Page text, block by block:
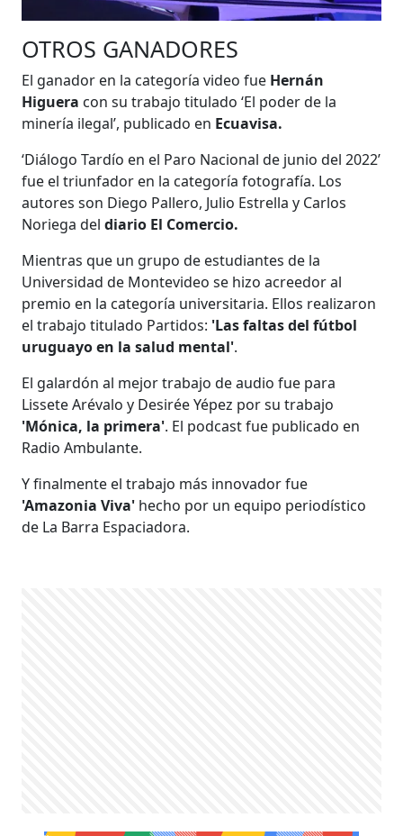
OTROS GANADORES
El ganador en la categoría video fue Hernán
Higuera con su trabajo titulado ‘El poder de la
minería ilegal’, publicado en Ecuavisa.
‘Diálogo Tardío en el Paro Nacional de junio del 2022’
fue el triunfador en la categoría fotografía. Los
autores son Diego Pallero, Julio Estrella y Carlos
Noriega deldiario El Comercio.
Mientras que un grupo de estudiantes de la
Universidad de Montevideo se hizo acreedor al
premio en la categoría universitaria. Ellos realizaron
el trabajo titulado Partidos: 'Las faltas del fútbol
uruguayo en la salud mental'.
El galardón al mejor trabajo de audio fue para
Lissete Arévalo y Desirée Yépez por su trabajo
'Mónica, la primera'. El podcast fue publicado en
Radio Ambulante.
Y finalmente el trabajo más innovador fue
'Amazonia Viva' hecho por un equipo periodístico
de La Barra Espaciadora.